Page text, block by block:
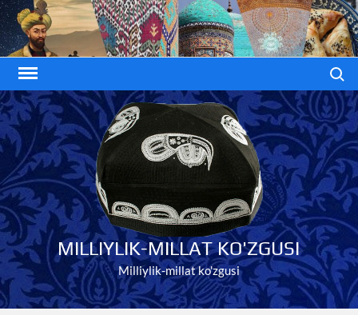
Skip
to
content
MILLIYLIK-MILLAT KO'ZGUSI
Milliylik-millat ko'zgusi